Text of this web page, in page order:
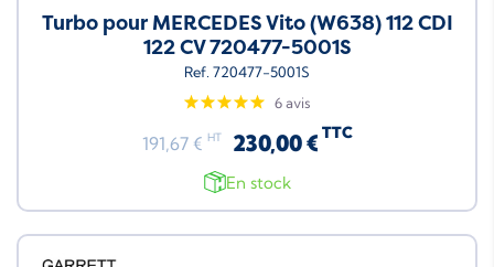
Turbo pour MERCEDES Vito (W638) 112 CDI
122 CV 720477-5001S
Ref. 720477-5001S
6 avis
191,67 € HT 230,00 € TTC
En stock